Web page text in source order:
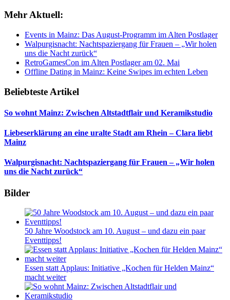
Mehr Aktuell:
Events in Mainz: Das August-Programm im Alten Postlager
Walpurgisnacht: Nachtspaziergang für Frauen – „Wir holen
uns die Nacht zurück“
RetroGamesCon im Alten Postlager am 02. Mai
Offline Dating in Mainz: Keine Swipes im echten Leben
Beliebteste Artikel
So wohnt Mainz: Zwischen Altstadtflair und Keramikstudio
Liebeserklärung an eine uralte Stadt am Rhein – Clara liebt
Mainz
Walpurgisnacht: Nachtspaziergang für Frauen – „Wir holen
uns die Nacht zurück“
Bilder
50 Jahre Woodstock am 10. August – und dazu ein paar
Eventtipps!
Essen statt Applaus: Initiative „Kochen für Helden Mainz“
macht weiter